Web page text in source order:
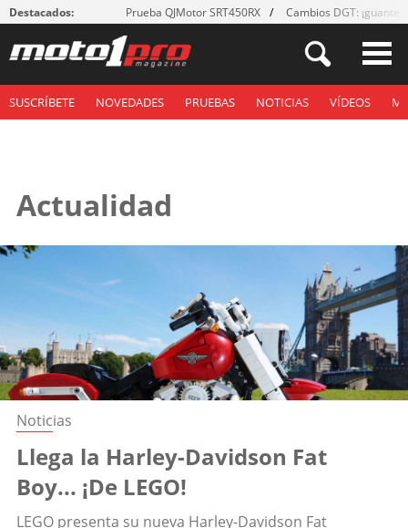
Destacados: Prueba QJMotor SRT450RX Cambios DGT: ¡guantes!
SUSCRÍBETE NOVEDADES PRUEBAS NOTICIAS VÍDEOS
Actualidad
Noticias
Llega la Harley-Davidson Fat
Boy... ¡De LEGO!
LEGO presenta su nueva Harley-Davidson Fat
Páginas